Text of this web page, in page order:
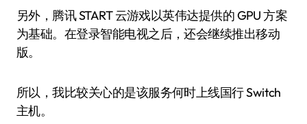
另外，腾讯 START 云游戏以英伟达提供的 GPU 方案
为基础。在登录智能电视之后，还会继续推出移动
版。
所以，我比较关心的是该服务何时上线国行 Switch
主机。